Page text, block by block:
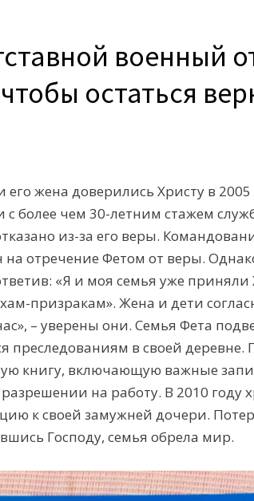
военный
остаться
его жена доверились Христу в
с более чем 30-летним стажем
из-за его веры. Команд
на отречение Фетом от веры.
: «Я и моя семья уже приняли
призракам». Жена и дети соглас
, – уверены они. Семья Фета
преследованиям в своей деревне.
книгу, включающую важные
и на работу. В 2010 году
ксвоей замужней дочери.
Господу, семья обрела мир.